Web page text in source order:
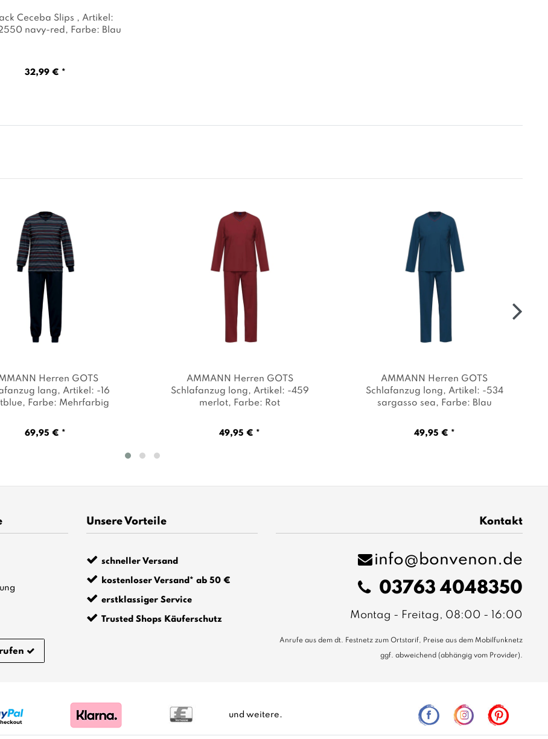
Ceceba Slips , Artikel:
navy-red , Farbe: Blau
32,99 € *
Herren GOTS
lang, Artikel: -16
, Farbe: Mehrfarbig
69,95 € *
AMMANN Herren GOTS
Schlafanzug long, Artikel: -459
merlot, Farbe: Rot
49,95 € *
AMMANN Herren GOTS
Schlafanzug long, Artikel: -534
sargasso sea, Farbe: Blau
49,95 € *
Unsere Vorteile
schneller Versand
kostenloser Versand* ab 50 €
erstklassiger Service
Trusted Shops Käuferschutz
Kontakt
info@bonvenon.de
03763 4048350
Montag - Freitag, 08:00 - 16:00
Anrufe aus dem dt. Festnetz zum Ortstarif, Preise aus dem Mobilfunknetz
ggf. abweichend (abhängig vom Provider).
und weitere.